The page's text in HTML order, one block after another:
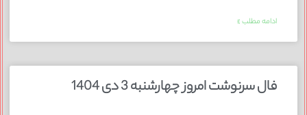
ادامه مطلب »
فال سرنوشت امروز چهارشنبه 3 دی 1404